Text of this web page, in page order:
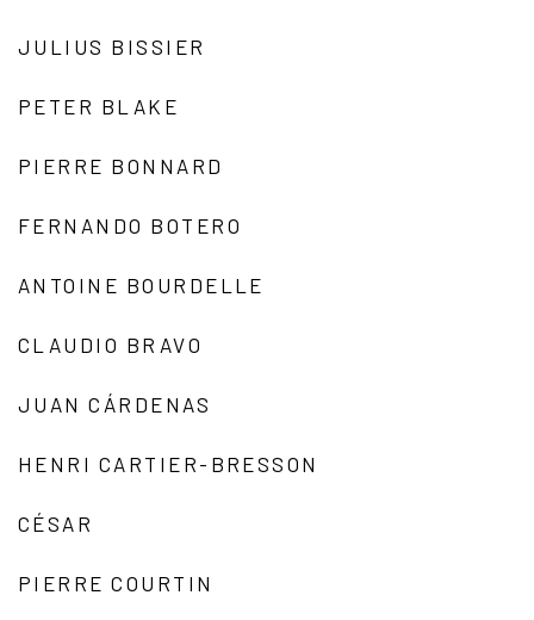
JULIUS BISSIER
PETER BLAKE
PIERRE BONNARD
FERNANDO BOTERO
ANTOINE BOURDELLE
CLAUDIO BRAVO
JUAN CÁRDENAS
HENRI CARTIER-BRESSON
CÉSAR
PIERRE COURTIN